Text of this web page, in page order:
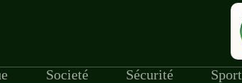
Societé Sécurité Sport